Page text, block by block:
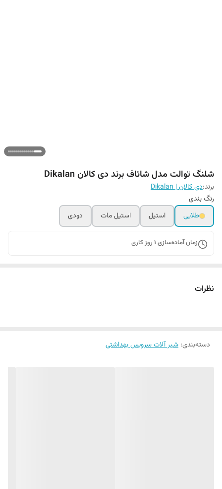
شلنگ توالت مدل شاتاف برند دی کالان Dikalan
برند:دی کالان | Dikalan
رنگ بندی
طلایی
استیل استیل مات دودی
زمان آماده‌سازی 1 روز کاری
نظرات
دسته‌بندی: شیر آلات سرویس بهداشتی